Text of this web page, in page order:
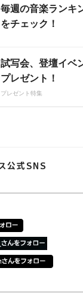
毎週の音楽ランキ
をチェック！
試写会、登壇イベ
プレゼント！
プレゼント特集